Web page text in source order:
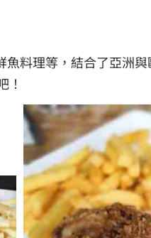
料理等，結合了亞洲
！